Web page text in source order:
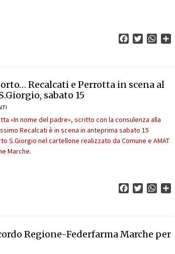
FacebookTwitter
in scena al
sabato 15
«In nome del padre», scritto con la consulenza alla
Recalcati è in scena in anteprima sabato 15
S.Giorgio nel cartellone realizzato da Comune e AMAT
Marche.
FacebookTwitter
Regione-Federfarma Marche per